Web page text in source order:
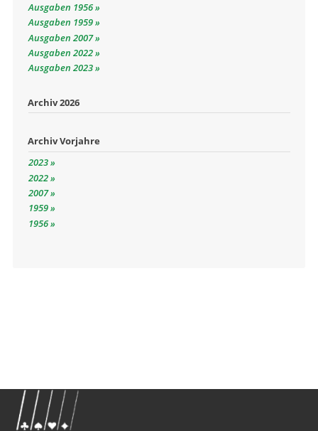
Ausgaben 1956
Ausgaben 1959
Ausgaben 2007
Ausgaben 2022
Ausgaben 2023
Archiv 2026
Archiv Vorjahre
2023
2022
2007
1959
1956